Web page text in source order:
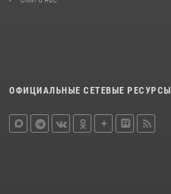
ОФИЦИАЛЬНЫЕ СЕТЕВЫЕ РЕСУРСЫ